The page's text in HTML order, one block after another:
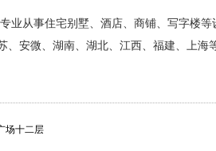
业从事住宅别墅、酒店、商铺、写字楼
、安微、湖南、湖北、江西、福建、上
场十二层